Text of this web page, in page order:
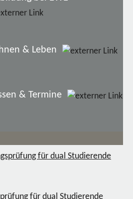
& Leben
& Termine
für dual Studierende